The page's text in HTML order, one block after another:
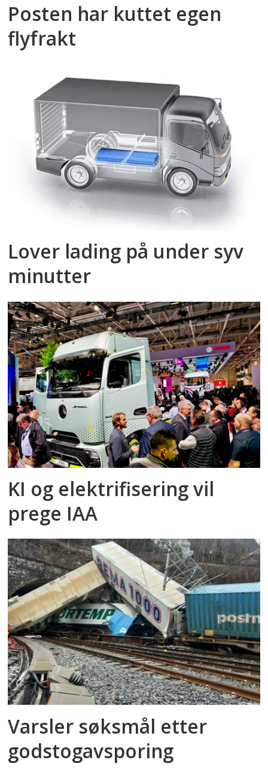
Posten har kuttet egen
flyfrakt
Lover lading på under syv
minutter
KI og elektrifisering vil
prege IAA
Varsler søksmål etter
godstog­avsporing